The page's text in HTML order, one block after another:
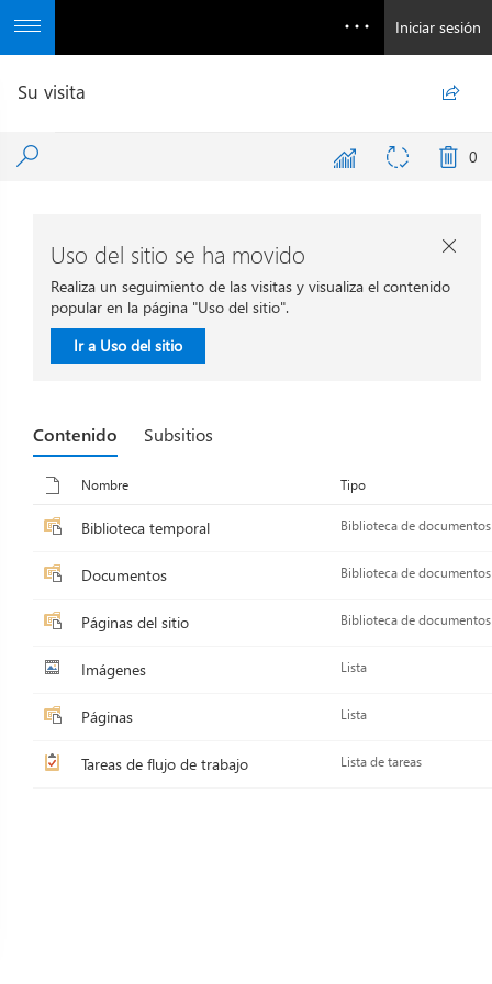
Iniciar sesión
Su visita 
0
Uso del sitio se ha movido
Realiza un seguimiento de las visitas y visualiza el contenido
popular en la página "Uso del sitio".
Ir a Uso del sitio

Contenido Subsitios
Nombre Tipo
Biblioteca temporal Biblioteca de documentos
Documentos Biblioteca de documentos
Páginas del sitio Biblioteca de documentos
Imágenes Lista
Páginas Lista
Tareas de flujo de trabajo Lista de tareas